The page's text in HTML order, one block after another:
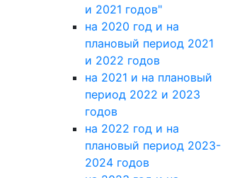
и 2021 годов"
на 2020 год и на
плановый период 2021
и 2022 годов
на 2021 и на плановый
период 2022 и 2023
годов
на 2022 год и на
плановый период 2023-
2024 годов